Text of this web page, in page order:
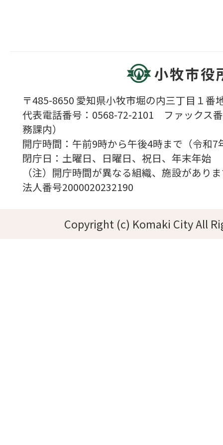
小牧市役
〒485-8650 愛知県小牧市堀の内三丁目１番
代表電話番号：0568-72-2101 ファックス
務課内）
開庁時間：午前9時から午後4時まで（令
閉庁日：土曜日、日曜日、祝日、年末年始
（注）開庁時間が異なる組織、施設があり
法人番号2000020232190
Copyright (c) Komaki City All